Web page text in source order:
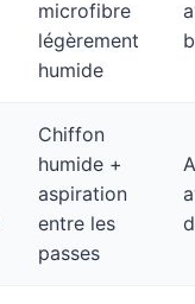
microfibre
légèrement
humide
Chiffon
humide +
aspiration
entre les
passes